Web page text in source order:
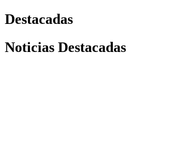
Destacadas
Noticias Destacadas